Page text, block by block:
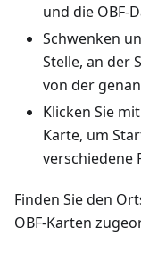
und die OBF-
Schwenken
Stelle, an der
von der
Klicken Sie
Karte, um
verschiedene
Finden Sie den
OBF-Karten